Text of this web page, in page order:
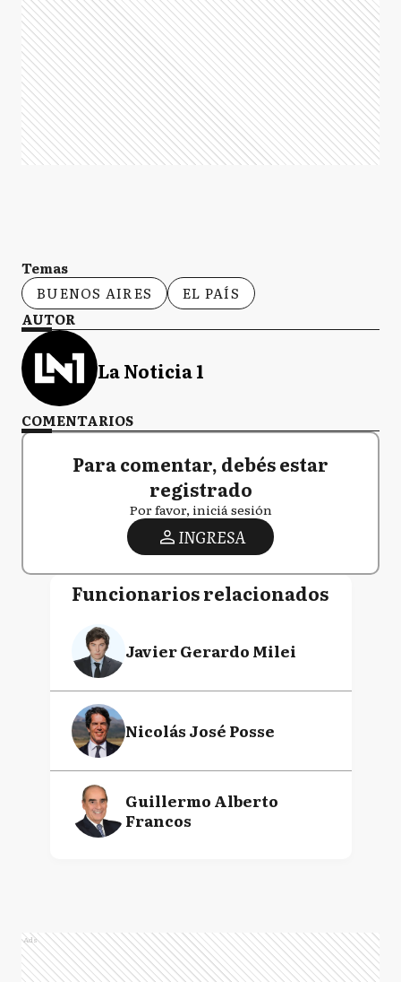
Temas
BUENOS AIRES
EL PAÍS
AUTOR
La Noticia 1
COMENTARIOS
Para comentar, debés estar
registrado
Por favor, iniciá sesión
INGRESA
Funcionarios relacionados
Javier Gerardo Milei
Nicolás José Posse
Guillermo Alberto
Francos
Ads